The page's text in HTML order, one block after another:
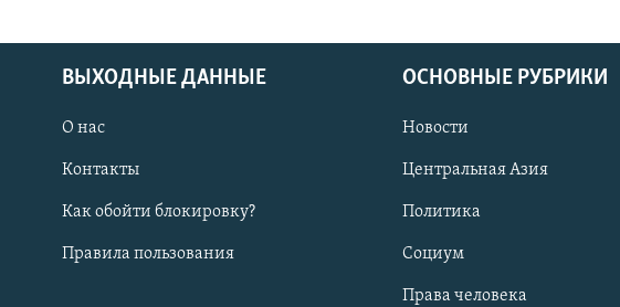
ВЫХОДНЫЕ ДАННЫЕ
О нас
Контакты
Как обойти блокировку?
Правила пользования
ОСНОВНЫЕ РУБРИКИ
Новости
Центральная Азия
Политика
Социум
Права человека